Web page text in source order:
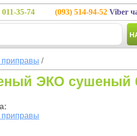
011-35-74 (093) 514-94-52 Viber
приправы /
ЭКО сушеный
приправы